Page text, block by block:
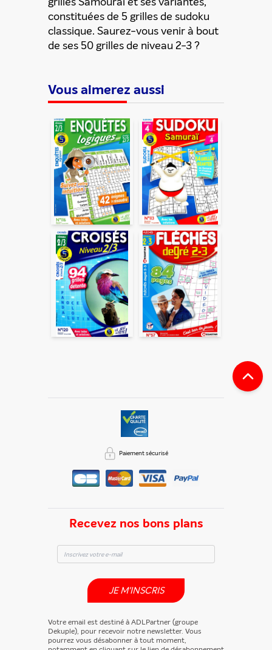
ENVOYER
En partageant du contenu, vous acceptez que ces
informations soient traitées par ADLPartner (groupe
Dékuple), responsable de traitement, pour donner suite à
votre demande de recommandation auprès de votre ami.
Vous certifiez également ne pas envoyer d’email indésirable.
Votre adresse email et celle de votre ami ne sont utilisées que
pour cet envoi à la suite duquel elles seront
constituées de 5 grilles de sudoku
classique. Saurez-vous venir à bout
de ses 50 grilles de niveau 2-3 ?
Vous aimerez aussi
Recevez nos bons plans
JE M'INSCRIS
Votre email est destiné à ADLPartner (groupe
Dekuple), pour recevoir notre newsletter. Vous
pourrez vous désabonner à tout moment,
Paiement sécurisé